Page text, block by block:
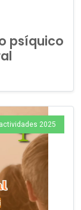
psíquico
2025